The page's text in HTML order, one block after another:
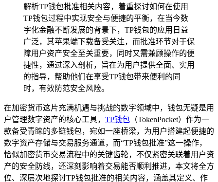
解析TP钱包批准相关内容，着重探讨如何在使用
TP钱包过程中实现安全与便捷的平衡，在当今数
字化金融不断发展的背景下，TP钱包的应用日益
广泛，其苹果端下载备受关注，而批准环节对于保
障用户资产安全至关重要，同时又需兼顾操作的便
捷性，通过深入剖析，旨在为用户提供全面、实用
的指导，帮助他们在享受TP钱包带来便利的同
时，有效防范安全风险。
在加密货币这片充满机遇与挑战的数字领域中，钱包无疑是用
户管理数字资产的核心工具， TP钱包 （TokenPocket）作为一
款备受青睐的多链钱包，宛如一座桥梁，为用户搭建起便捷的
数字资产存储与交易服务通道，而“TP钱包批准”这一操作，
恰似加密货币交易流程中的关键齿轮，不仅紧密关联着用户资
产的安全防线，还深刻影响着交易能否顺利推进，本文将全方
位、深层次地探讨TP钱包批准的相关内容，涵盖其定义、作